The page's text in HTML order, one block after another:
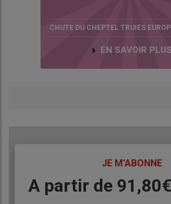
CHUTE DU CHEPTEL TRUIES
EN SAVOIR PLUS
JE M'ABONNE
Body
A partir de